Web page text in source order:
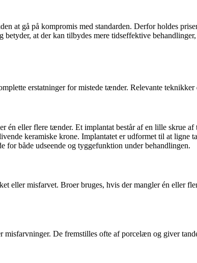
at gå på kompromis med standarden. Derfor holdes
at der kan tilbydes mere tidseffektive
erstatninger for mistede tænder. Relevante
én eller flere tænder. Et implantat består af en lille skrue
keramiske krone. Implantatet er udformet til at
for både udseende og tyggefunktion under behandlingen.
eller misfarvet. Broer bruges, hvis der mangler én eller
misfarvninger. De fremstilles ofte af porcelæn og giver